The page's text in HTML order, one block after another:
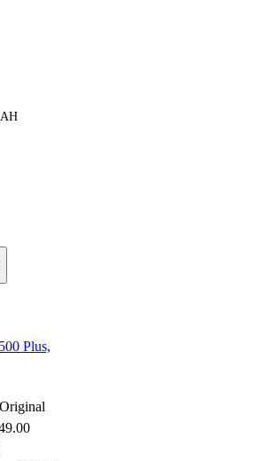
Plus,
Original